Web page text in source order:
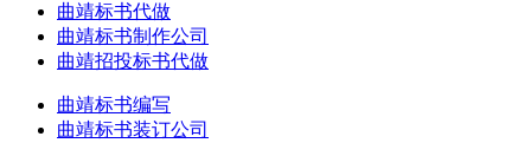
曲靖标书代做
曲靖标书制作公司
曲靖招投标书代做
曲靖标书编写
曲靖标书装订公司